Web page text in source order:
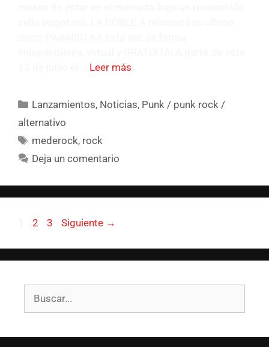
Leer más
Lanzamientos, Noticias, Punk / punk rock /
alternativo
mederock, rock
Deja un comentario
2 3 Siguiente →